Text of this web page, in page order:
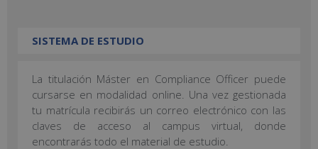
SISTEMA DE ESTUDIO
La titulación Máster en Compliance Officer puede
cursarse en modalidad online. Una vez gestionada
tu matrícula recibirás un correo electrónico con las
claves de acceso al campus virtual, donde
encontrarás todo el material de estudio.